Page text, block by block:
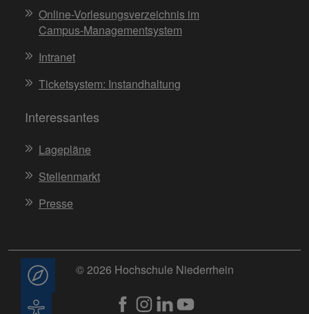
Online-Vorlesungsverzeichnis im
Campus-Managementsystem
Intranet
Ticketsystem: Instandhaltung
Interessantes
Lagepläne
Stellenmarkt
Presse
© 2026 Hochschule Niederrhein
Beratung
Barrierefreiheit